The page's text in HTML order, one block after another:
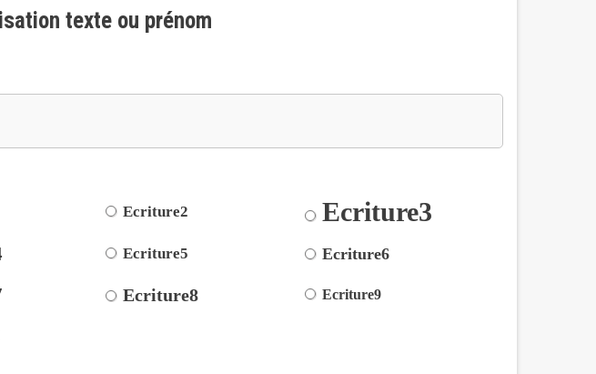
texte ou prénom
Ecriture2 Ecriture3
Ecriture5 Ecriture6
Ecriture8 Ecriture9